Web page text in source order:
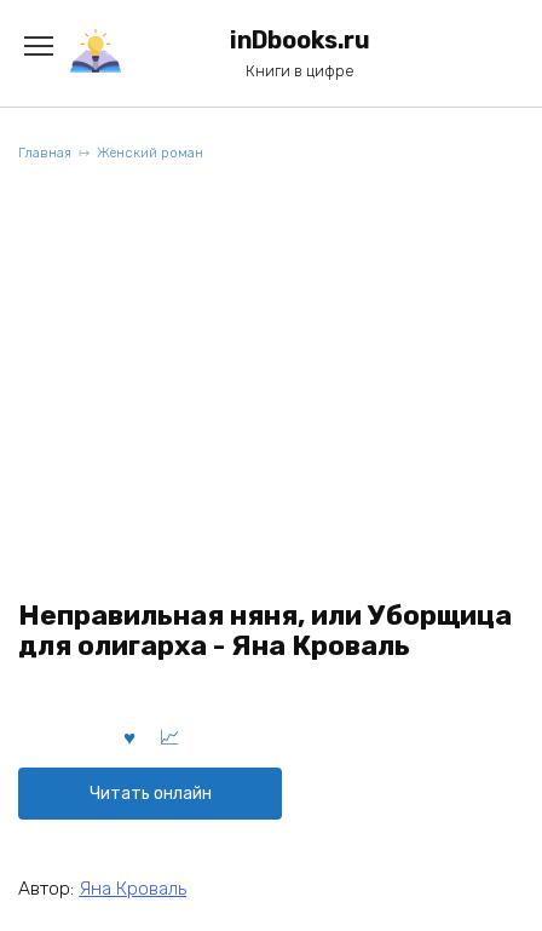
содержанию
inDbooks.ru
Книги в цифре
Главная Женский роман
Неправильная няня, или Уборщица
для олигарха - Яна Кроваль
Читать онлайн
Автор: Яна Кроваль